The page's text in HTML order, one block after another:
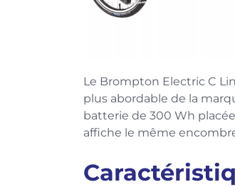
Le Brompton Electric C
plus abordable de la
batterie de 300 Wh
affiche le même